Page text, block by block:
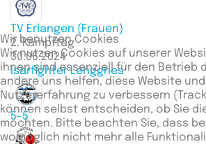
TV Erlangen (Frauen)
2. Kampftag
30.06.2024
Isarfighter Lenggries
5-5
Wir benutzen Cookies
Wir nutzen Cookies auf unserer
ihnen sind essenziell für den Betrieb
andere uns helfen, diese Website
Nutzererfahrung zu verbessern
können selbst entscheiden, ob Sie
möchten. Bitte beachten Sie, dass
womöglich nicht mehr alle